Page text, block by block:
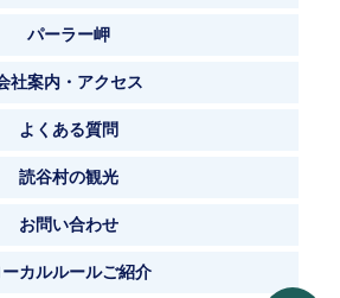
パーラー岬
社案内・アクセス
よくある質問
読谷村の観光
お問い合わせ
ーカルルールご紹介